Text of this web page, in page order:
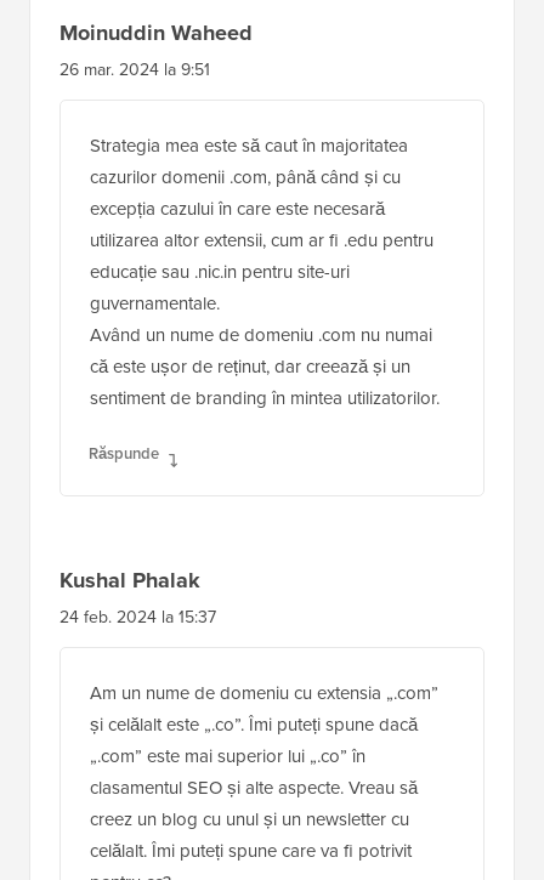
Moinuddin Waheed
26 mar. 2024 la 9:51
Strategia mea este să caut în majoritatea
cazurilor domenii .com, până când și cu
excepția cazului în care este necesară
utilizarea altor extensii, cum ar fi .edu pentru
educație sau .nic.in pentru site-uri
guvernamentale.
Având un nume de domeniu .com nu numai
că este ușor de reținut, dar creează și un
sentiment de branding în mintea utilizatorilor.
Răspunde
Kushal Phalak
24 feb. 2024 la 15:37
Am un nume de domeniu cu extensia „.com”
și celălalt este „.co”. Îmi puteți spune dacă
„.com” este mai superior lui „.co” în
clasamentul SEO și alte aspecte. Vreau să
creez un blog cu unul și un newsletter cu
celălalt. Îmi puteți spune care va fi potrivit